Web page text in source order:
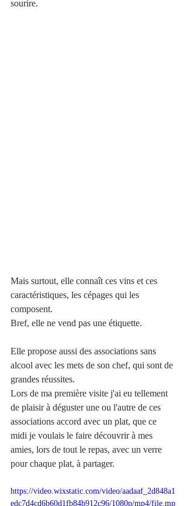
sourire.
Mais surtout, elle connaît ces vins et ces
caractéristiques, les cépages qui les
composent.
Bref, elle ne vend pas une étiquette.
Elle propose aussi des associations sans
alcool avec les mets de son chef, qui sont de
grandes réussites.
Lors de ma première visite j'ai eu tellement
de plaisir à déguster une ou l'autre de ces
associations accord avec un plat, que ce
midi je voulais le faire découvrir à mes
amies, lors de tout le repas, avec un verre
pour chaque plat, à partager.
https://video.wixstatic.com/video/aadaaf_2d848a1
edc7d4cd6b60d1fb84b912c96/1080p/mp4/file.mp